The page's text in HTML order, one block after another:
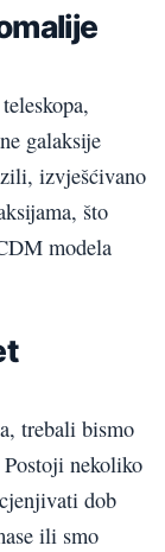
galaksije
izvješćivano
što
modela
trebali bismo
nekoliko
​​dob
ili smo